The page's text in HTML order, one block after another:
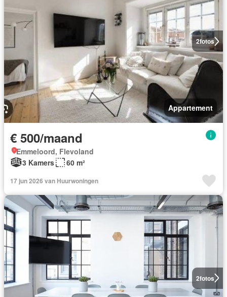
2fotos
Appartement
€ 500/maand
Emmeloord, Flevoland
3 Kamers
60 m²
17 jun 2026 van Huurwoningen
2fotos